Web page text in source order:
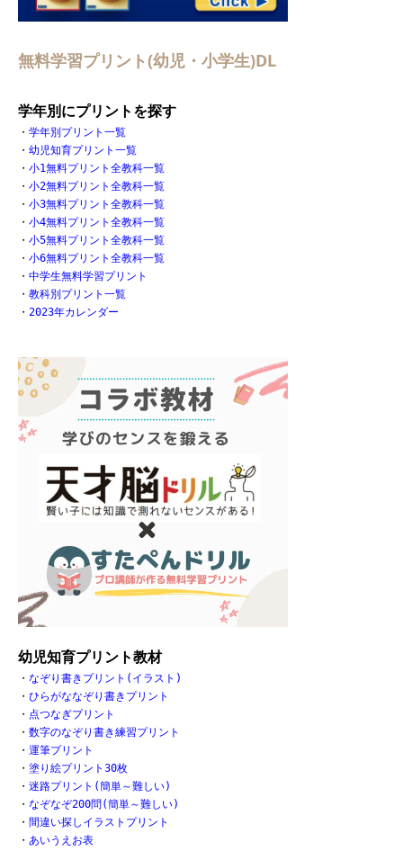
無料学習プリント(幼児・小学生)DL
学年別にプリントを探す
・ 学年別プリント一覧
・ 幼児知育プリント一覧
・ 小1無料プリント全教科一覧
・ 小2無料プリント全教科一覧
・ 小3無料プリント全教科一覧
・ 小4無料プリント全教科一覧
・ 小5無料プリント全教科一覧
・ 小6無料プリント全教科一覧
・ 中学生無料学習プリント
・ 教科別プリント一覧
・ 2023年カレンダー
幼児知育プリント教材
・ なぞり書きプリント(イラスト)
・ ひらがななぞり書きプリント
・ 点つなぎプリント
・ 数字のなぞり書き練習プリント
・ 運筆プリント
・ 塗り絵プリント30枚
・ 迷路プリント(簡単～難しい)
・ なぞなぞ200問(簡単～難しい)
・ 間違い探しイラストプリント
・ あいうえお表